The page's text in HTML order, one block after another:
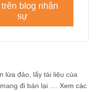
lừa đảo, lấy tài liệu của
đi bán lại .... Xem các